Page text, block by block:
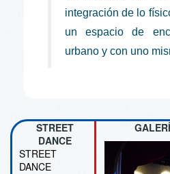
integración de lo
un espacio de
urbano y con uno
STREET
DANCE
STREET
DANCE